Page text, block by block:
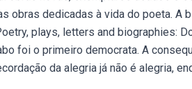
obras dedicadas à vida do poeta. A
plays, letters and biographies:
foi o primeiro democrata. A
da alegria já não é alegria,